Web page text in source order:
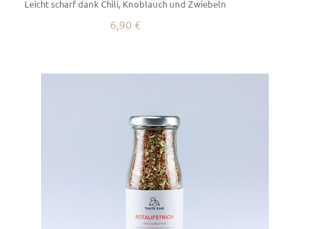
Leicht scharf dank Chili, Knoblauch und Zwiebeln
6,90 €